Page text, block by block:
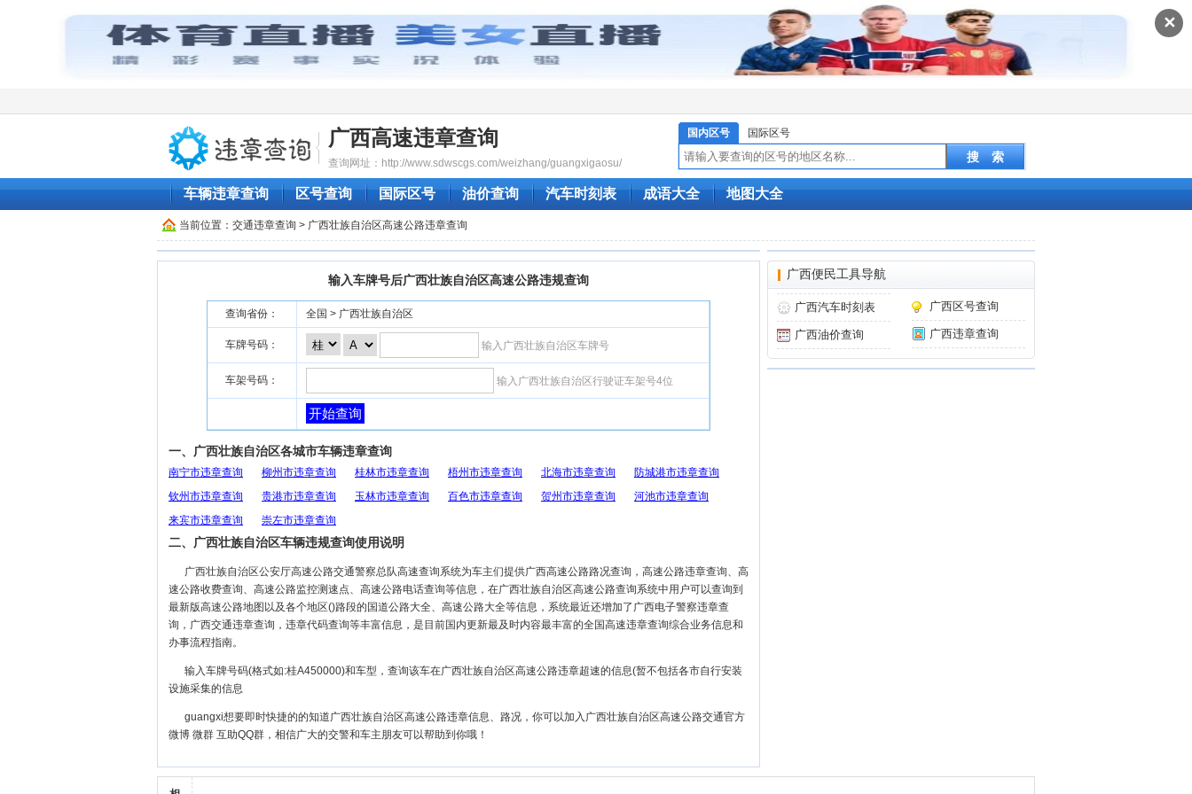
✕
广西高速违章查询
查询网址：http://www.sdwscgs.com/weizhang/guangxigaosu/
国内区号 国际区号
车辆违章查询 区号查询 国际区号 油价查询 汽车时刻表 成语大全 地图大全
当前位置： 交通违章查询 > 广西壮族自治区高速公路违章查询
输入车牌号后广西壮族自治区高速公路违规查询
查询省份： 全国 > 广西壮族自治区
车牌号码： 输入广西壮族自治区车牌号
车架号码： 输入广西壮族自治区行驶证车架号4位
开始查询
一、广西壮族自治区各城市车辆违章查询
南宁市违章查询 柳州市违章查询 桂林市违章查询 梧州市违章查询 北海市违章查询
防城港市违章查询
钦州市违章查询
贵港市违章查询 玉林市违章查询 百色市违章查询 贺州市违章查询
河池市违章查询
来宾市违章查询
崇左市违章查询
二、广西壮族自治区车辆违规查询使用说明
广西壮族自治区公安厅高速公路交通警察总队高速查询系统为车主们提供广西高速公路路况查询，高速公路违章查询、高
速公路收费查询、高速公路监控测速点、高速公路电话查询等信息，在广西壮族自治区高速公路查询系统中用户可以查询到
最新版高速公路地图以及各个地区()路段的国道公路大全、高速公路大全等信息，系统最近还增加了广西电子警察违章查
询，广西交通违章查询，违章代码查询等丰富信息，是目前国内更新最及时内容最丰富的全国高速违章查询综合业务信息和
办事流程指南。
输入车牌号码(格式如:桂A450000)和车型，查询该车在广西壮族自治区高速公路违章超速的信息(暂不包括各市自行安装
设施采集的信息
guangxi想要即时快捷的的知道广西壮族自治区高速公路违章信息、路况，你可以加入广西壮族自治区高速公路交通官方
微博 微群 互助QQ群，相信广大的交警和车主朋友可以帮助到你哦！
广西便民工具导航
广西区号查询
广西汽车时刻表
广西违章查询
广西油价查询